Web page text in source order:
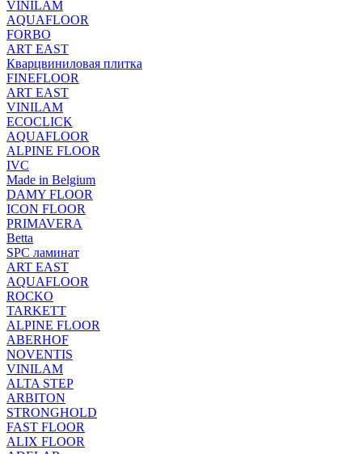
VINILAM
AQUAFLOOR
FORBO
ART EAST
Кварцвиниловая плитка
FINEFLOOR
ART EAST
VINILAM
ECOCLICK
AQUAFLOOR
ALPINE FLOOR
IVC
Made in Belgium
DAMY FLOOR
ICON FLOOR
PRIMAVERA
Betta
SPC ламинат
ART EAST
AQUAFLOOR
ROCKO
TARKETT
ALPINE FLOOR
ABERHOF
NOVENTIS
VINILAM
ALTA STEP
ARBITON
STRONGHOLD
FAST FLOOR
ALIX FLOOR